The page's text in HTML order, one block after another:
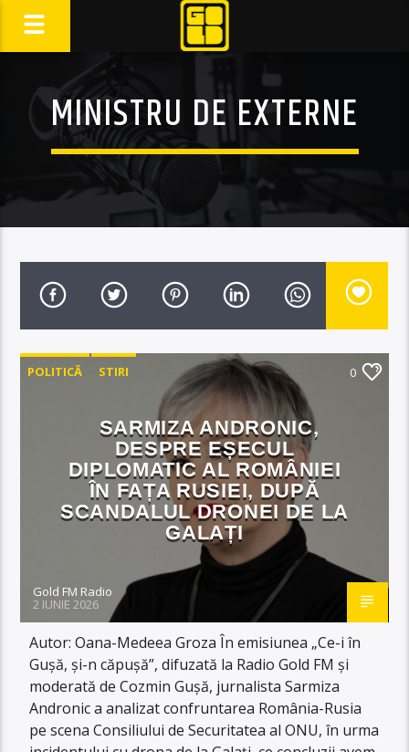
MINISTRU DE EXTERNE
POLITICĂ STIRI 0
SARMIZA ANDRONIC,
DESPRE EȘECUL
DIPLOMATIC AL ROMÂNIEI
ÎN FAȚA RUSIEI, DUPĂ
SCANDALUL DRONEI DE LA
GALAȚI
Gold FM Radio
2 IUNIE 2026
Autor: Oana-Medeea Groza În emisiunea „Ce-i în
Gușă, și-n căpușă”, difuzată la Radio Gold FM și
moderată de Cozmin Gușă, jurnalista Sarmiza
Andronic a analizat confruntarea România-Rusia
pe scena Consiliului de Securitatea al ONU, în urma